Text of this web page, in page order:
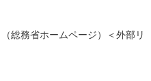
（総務省ホームページ）＜外部リ